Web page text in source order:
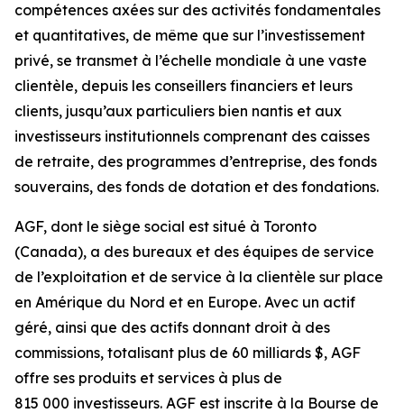
compétences axées sur des activités fondamentales
et quantitatives, de même que sur l’investissement
privé, se transmet à l’échelle mondiale à une vaste
clientèle, depuis les conseillers financiers et leurs
clients, jusqu’aux particuliers bien nantis et aux
investisseurs institutionnels comprenant des caisses
de retraite, des programmes d’entreprise, des fonds
souverains, des fonds de dotation et des fondations.
AGF, dont le siège social est situé à Toronto
(Canada), a des bureaux et des équipes de service
de l’exploitation et de service à la clientèle sur place
en Amérique du Nord et en Europe. Avec un actif
géré, ainsi que des actifs donnant droit à des
commissions, totalisant plus de 60 milliards $, AGF
offre ses produits et services à plus de
815 000 investisseurs. AGF est inscrite à la Bourse de